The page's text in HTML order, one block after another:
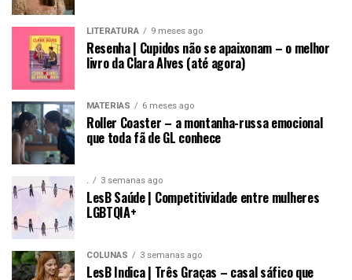
LITERATURA 9 meses ago
Resenha | Cupidos não se apaixonam – o melhor
livro da Clara Alves (até agora)
MATÉRIAS 6 meses ago
Roller Coaster – a montanha-russa emocional
que toda fã de GL conhece
. 3 semanas ago
LesB Saúde | Competitividade entre mulheres
LGBTQIA+
COLUNAS 3 semanas ago
LesB Indica | Três Graças – casal sáfico que